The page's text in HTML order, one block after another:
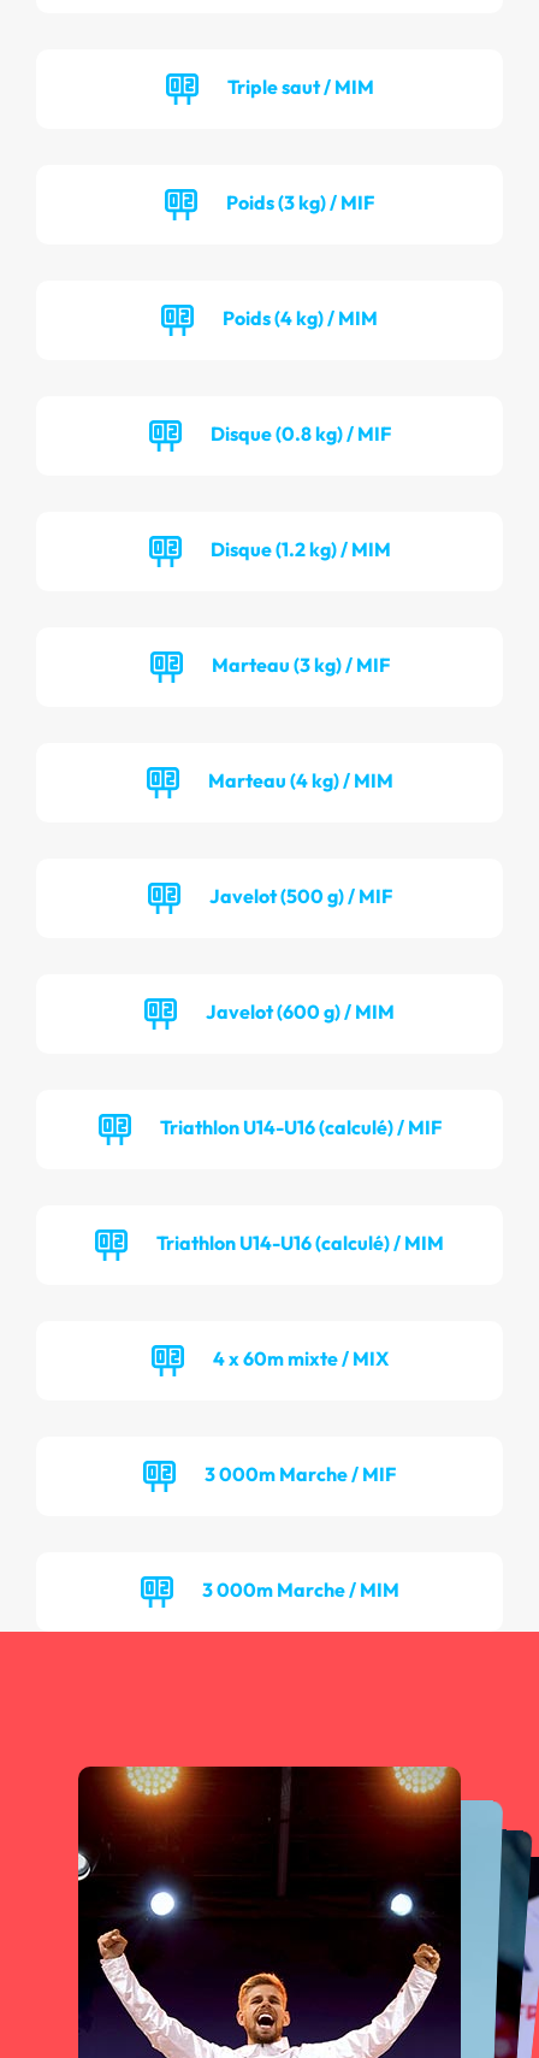
Triple saut / MIM
Poids (3 kg) / MIF
Poids (4 kg) / MIM
Disque (0.8 kg) / MIF
Disque (1.2 kg) / MIM
Marteau (3 kg) / MIF
Marteau (4 kg) / MIM
Javelot (500 g) / MIF
Javelot (600 g) / MIM
Triathlon U14-U16 (calculé) / MIF
Triathlon U14-U16 (calculé) / MIM
4 x 60m mixte / MIX
3 000m Marche / MIF
3 000m Marche / MIM